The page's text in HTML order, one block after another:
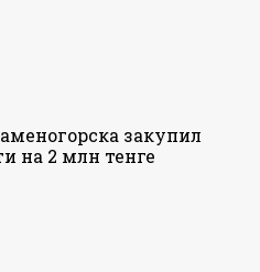
закупил
на 2 млн тенге